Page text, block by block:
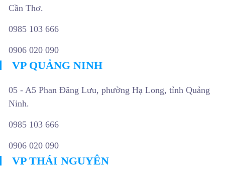
Cần Thơ.
0985 103 666
0906 020 090
VP QUẢNG NINH
05 - A5 Phan Đăng Lưu, phường Hạ Long, tỉnh Quảng
Ninh.
0985 103 666
0906 020 090
VP THÁI NGUYÊN